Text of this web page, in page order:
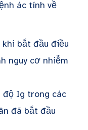
ác tính về
bắt đầu điều
nguy cơ nhiễm
độ Ig trong các
đã bắt đầu